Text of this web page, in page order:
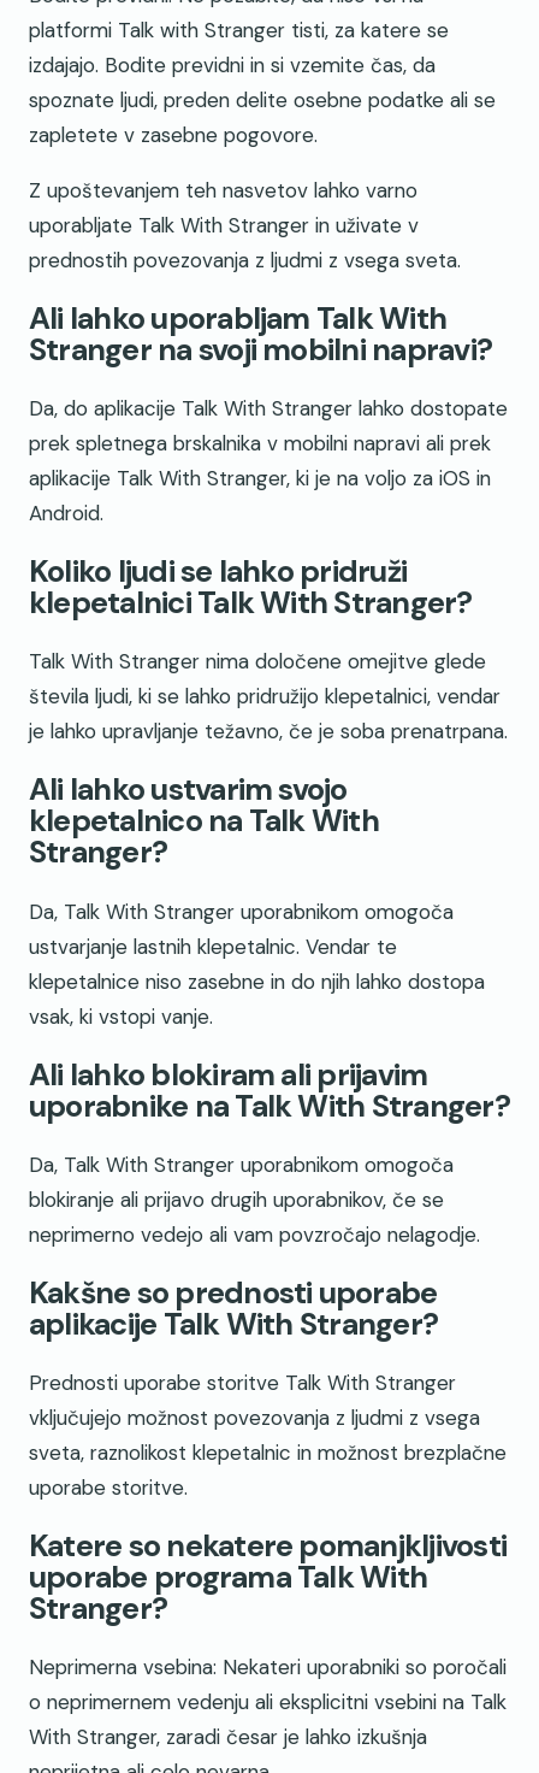
platformi Talk with Stranger tisti, za katere se
izdajajo. Bodite previdni in si vzemite čas, da
spoznate ljudi, preden delite osebne podatke ali se
zapletete v zasebne pogovore.
Z upoštevanjem teh nasvetov lahko varno
uporabljate Talk With Stranger in uživate v
prednostih povezovanja z ljudmi z vsega sveta.
Ali lahko uporabljam Talk With
Stranger na svoji mobilni napravi?
Da, do aplikacije Talk With Stranger lahko dostopate
prek spletnega brskalnika v mobilni napravi ali prek
aplikacije Talk With Stranger, ki je na voljo za iOS in
Android.
Koliko ljudi se lahko pridruži
klepetalnici Talk With Stranger?
Talk With Stranger nima določene omejitve glede
števila ljudi, ki se lahko pridružijo klepetalnici, vendar
je lahko upravljanje težavno, če je soba prenatrpana.
Ali lahko ustvarim svojo
klepetalnico na Talk With
Stranger?
Da, Talk With Stranger uporabnikom omogoča
ustvarjanje lastnih klepetalnic. Vendar te
klepetalnice niso zasebne in do njih lahko dostopa
vsak, ki vstopi vanje.
Ali lahko blokiram ali prijavim
uporabnike na Talk With Stranger?
Da, Talk With Stranger uporabnikom omogoča
blokiranje ali prijavo drugih uporabnikov, če se
neprimerno vedejo ali vam povzročajo nelagodje.
Kakšne so prednosti uporabe
aplikacije Talk With Stranger?
Prednosti uporabe storitve Talk With Stranger
vključujejo možnost povezovanja z ljudmi z vsega
sveta, raznolikost klepetalnic in možnost brezplačne
uporabe storitve.
Katere so nekatere pomanjkljivosti
uporabe programa Talk With
Stranger?
Neprimerna vsebina: Nekateri uporabniki so poročali
o neprimernem vedenju ali eksplicitni vsebini na Talk
With Stranger, zaradi česar je lahko izkušnja